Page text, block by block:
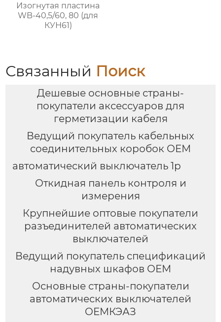
Изогнутая пластина
WB-40,5/60, 80 (для
КУН61)
Связанный Поиск
Дешевые основные страны-
покупатели аксессуаров для
герметизации кабеля
Ведущий покупатель кабельных
соединительных коробок OEM
автоматический выключатель 1p
Откидная панель контроля и
измерения
Крупнейшие оптовые покупатели
разъединителей автоматических
выключателей
Ведущий покупатель спецификаций
надувных шкафов OEM
Основные страны-покупатели
автоматических выключателей
OEMКЭАЗ